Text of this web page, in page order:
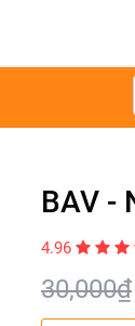
BAV -
4.96
30,000₫